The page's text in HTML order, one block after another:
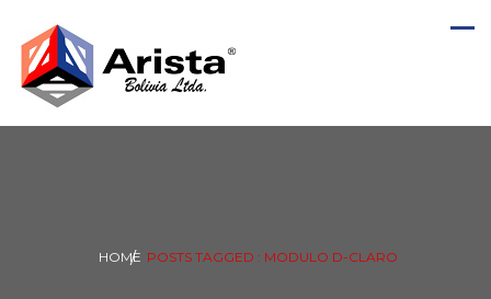
HOME POSTS TAGGED : MODULO D-CLARO